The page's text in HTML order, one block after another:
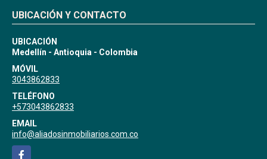
UBICACIÓN Y CONTACTO
UBICACIÓN
Medellín - Antioquia - Colombia
MÓVIL
3043862833
TELÉFONO
+573043862833
EMAIL
info@aliadosinmobiliarios.com.co
Facebook